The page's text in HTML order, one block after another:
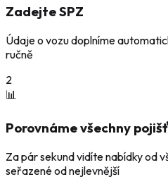
Zadejte SPZ
Údaje o vozu doplníme
ručně
2
📊
Porovnáme všechny
Za pár sekund vidíte nabídky od
seřazené od nejlevnější